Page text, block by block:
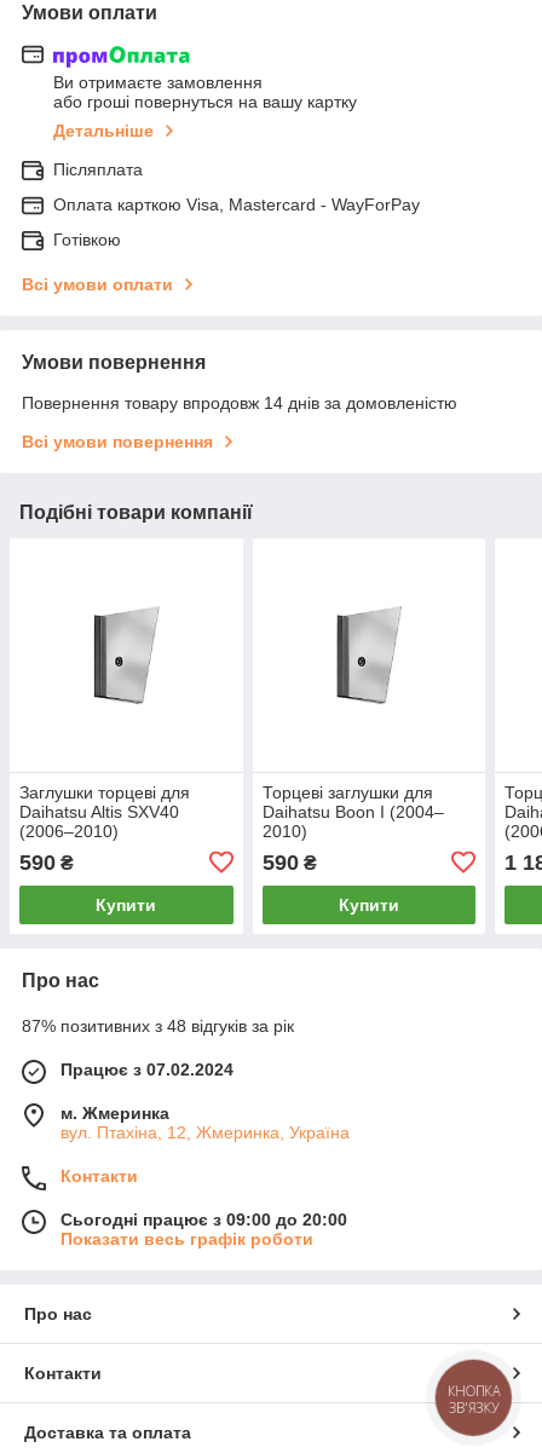
Умови оплати
Ви отримаєте замовлення
або гроші повернуться на вашу картку
Детальніше
Післяплата
Оплата карткою Visa, Mastercard - WayForPay
Готівкою
Всі умови оплати
Умови повернення
Повернення товару впродовж 14 днів за домовленістю
Всі умови повернення
Подібні товари компанії
Заглушки торцеві для
Daihatsu Altis SXV40
(2006–2010)
590 ₴
Купити
Торцеві заглушки для
Daihatsu Boon I (2004–
2010)
590₴
Купити
1
Про нас
87% позитивних з 48 відгуків за рік
Працює з 07.02.2024
м. Жмеринка
вул. Птахіна, 12, Жмеринка, Україна
Контакти
Сьогодні працює з 09:00 до 20:00
Показати весь графік роботи
Про нас
Контакти
Доставка та оплата
КНОПКА
ЗВ'ЯЗКУ